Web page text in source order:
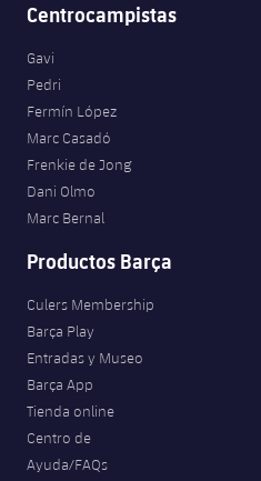
Centrocampistas
Gavi
Pedri
Fermín López
Marc Casadó
Frenkie de Jong
Dani Olmo
Marc Bernal
Productos Barça
Culers Membership
Barça Play
Entradas y Museo
Barça App
Tienda online
Centro de
Ayuda/FAQs